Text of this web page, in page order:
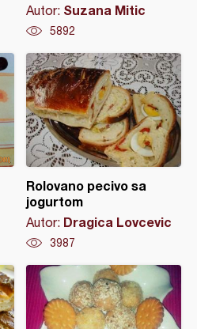
Autor: Suzana Mitic
5892
Rolovano pecivo sa
jogurtom
Autor: Dragica Lovcevic
3987